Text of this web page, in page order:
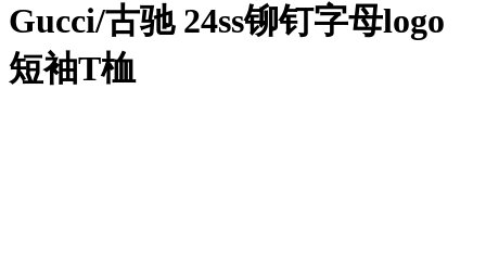
Gucci/古驰 24ss铆钉字母logo
短袖T桖